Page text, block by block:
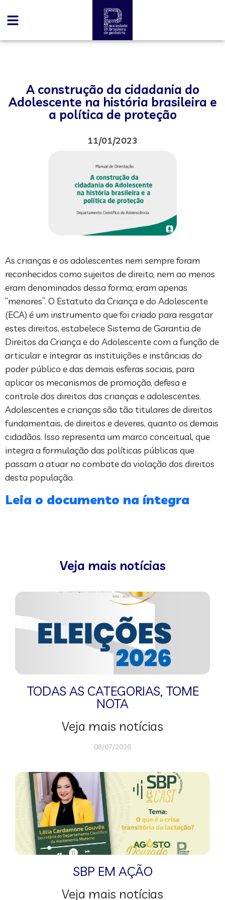
A construção da cidadania do
Adolescente na história brasileira e
a política de proteção
11/01/2023
As crianças e os adolescentes nem sempre foram
reconhecidos como sujeitos de direito, nem ao menos
eram denominados dessa forma; eram apenas
“menores”. O Estatuto da Criança e do Adolescente
(ECA) é um instrumento que foi criado para resgatar
estes direitos, estabelece Sistema de Garantia de
Direitos da Criança e do Adolescente com a função de
articular e integrar as instituições e instâncias do
poder público e das demais esferas sociais, para
aplicar os mecanismos de promoção, defesa e
controle dos direitos das crianças e adolescentes.
Adolescentes e crianças são tão titulares de direitos
fundamentais, de direitos e deveres, quanto os demais
cidadãos. Isso representa um marco conceitual, que
integra a formulação das políticas públicas que
passam a atuar no combate da violação dos direitos
desta população.
Leia o documento na íntegra
Veja mais notícias
TODAS AS CATEGORIAS, TOME
NOTA
Veja mais notícias
08/07/2026
SBP EM AÇÃO
Veja mais notícias